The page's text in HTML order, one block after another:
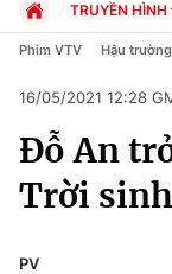
Chuyên mục
Chính trị
TRUYỀN HÌNH
Chính trị
Pháp luật
Kinh tế
Thể thao
Truyền hình
Phim VTV Hậu trường
16/05/2021 12:28
Đỗ An
Trời
PV